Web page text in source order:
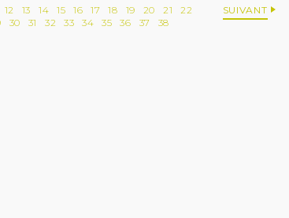
12 13 14 15 16 17 18 19 20 21
22
30 31 32 33 34 35 36 37 38
SUIVANT